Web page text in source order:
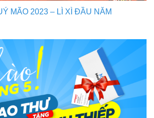
MÃO 2023 – LÌ XÌ ĐẦU NĂM